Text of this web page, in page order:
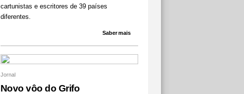
cartunistas e escritores de 39 países
diferentes.
Saber mais
Jornal
Novo vôo do Grifo